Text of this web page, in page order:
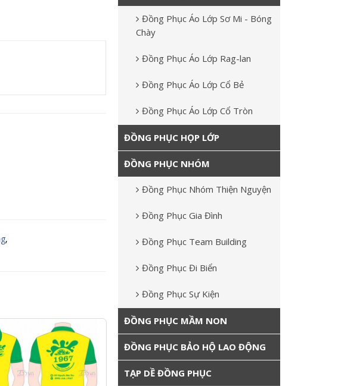
,
Đồng Phục Áo Lớp Sơ Mi - Bóng
Chày
Đồng Phục Áo Lớp Rag-lan
Đồng Phục Áo Lớp Cổ Bẻ
Đồng Phục Áo Lớp Cổ Tròn
ĐỒNG PHỤC HỌP LỚP
ĐỒNG PHỤC NHÓM
Đồng Phục Nhóm Thiện Nguyện
Đồng Phục Gia Đình
Đồng Phục Team Building
Đồng Phục Đi Biển
Đồng Phục Sự Kiện
ĐỒNG PHỤC MẦM NON
ĐỒNG PHỤC BẢO HỘ LAO ĐỘNG
TẠP DỀ ĐỒNG PHỤC